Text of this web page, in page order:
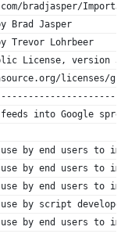
bradjasper/
Brad Jasper
Trevor Lohrbeer
License, version
licenses/
into Google
by end users to
by end users to
by end users to
by script
by end users to